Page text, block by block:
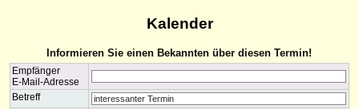
Kalender
Informieren Sie einen Bekannten über diesen Termin!
Empfänger
E-Mail-Adresse
Betreff